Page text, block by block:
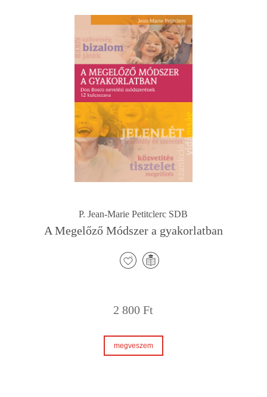
P. Jean-Marie Petitclerc SDB
A Megelőző Módszer a gyakorlatban
2 800Ft
megveszem